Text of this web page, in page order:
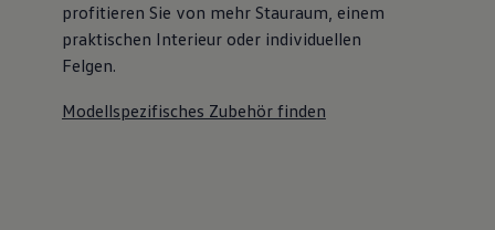
profitieren Sie von mehr Stauraum, einem
praktischen Interieur oder individuellen
Felgen.
Modellspezifisches Zubehör finden